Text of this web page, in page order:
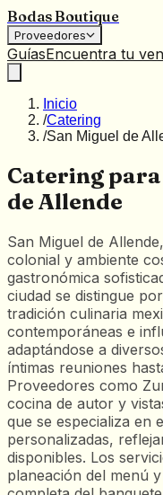
Bodas Boutique
Proveedores
GuíasEncuentra tu
Inicio
/Catering
/San Miguel de
Catering para
de Allende
San Miguel de
colonial y ambiente
gastronómica
ciudad se distingue
tradición culinaria
contemporáneas e
adaptándose a
íntimas reuniones
Proveedores como
cocina de autor y
que se especializa en
personalizadas,
disponibles. Los
planeación del menú